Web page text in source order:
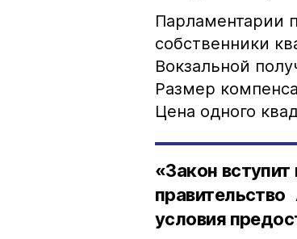
Парламентарии
собственники
Вокзальной
Размер
Цена одного
«Закон
условия